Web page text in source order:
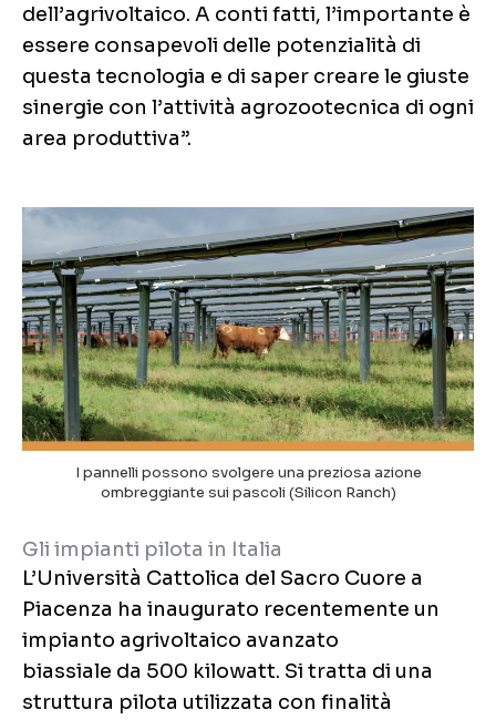
dell’agrivoltaico. A conti fatti, l’importante è
essere consapevoli delle potenzialità di
questa tecnologia e di saper creare le giuste
sinergie con l’attività agrozootecnica di ogni
area produttiva”.
I pannelli possono svolgere una preziosa azione
ombreggiante sui pascoli (Silicon Ranch)
Gli impianti pilota in Italia
L’Università Cattolica del Sacro Cuore a
Piacenza ha inaugurato recentemente un
impianto agrivoltaico avanzato
biassiale da 500 kilowatt. Si tratta di una
struttura pilota utilizzata con finalità